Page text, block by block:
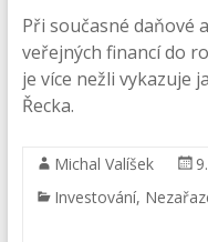
Při současné daňové
veřejných financí do
je více nežli vykazuje
Řecka.
Michal Valíšek
Investování,